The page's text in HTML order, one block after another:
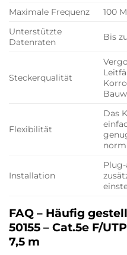
Maximale Frequenz
100
Unterstützte
Datenraten
Bis
Steckerqualität
Flexibilität
Das
Installation
FAQ – Häufig
50155 – Cat.5e F/
7,5 m